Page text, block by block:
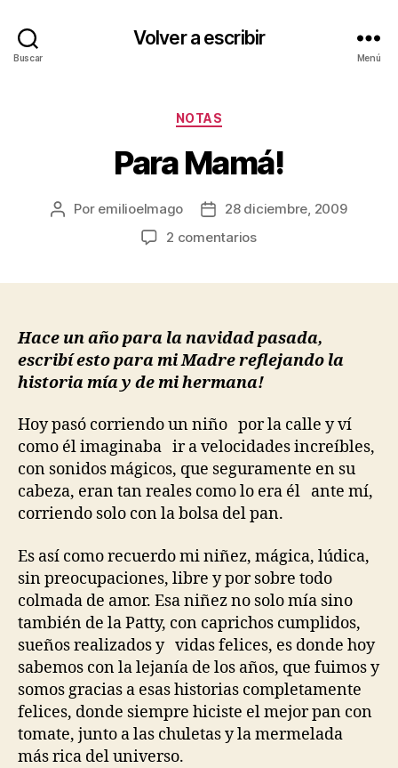
Buscar
Volver a escribir
Menú
Categorías
NOTAS
Para Mamá!
Autor
Por emilioelmago
Fecha28 diciembre, 2009
2 comentariosen
Hace un año para la navidad pasada,
escribí esto para mi Madre reflejando la
historia mía y de mi hermana!
Hoy pasó corriendo un niño por la calle y ví
como él imaginaba ir a velocidades increíbles,
con sonidos mágicos, que seguramente en su
cabeza, eran tan reales como lo era él ante mí,
corriendo solo con la bolsa del pan.
Es así como recuerdo mi niñez, mágica, lúdica,
sin preocupaciones, libre y por sobre todo
colmada de amor. Esa niñez no solo mía sino
también de la Patty, con caprichos cumplidos,
sueños realizados y vidas felices, es donde hoy
sabemos con la lejanía de los años, que fuimos y
somos gracias a esas historias completamente
felices, donde siempre hiciste el mejor pan con
tomate, junto a las chuletas y la mermelada
más rica del universo.